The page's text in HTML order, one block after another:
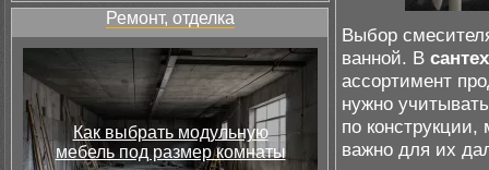
Ремонт, отделка
Как выбрать модульную
мебель под размер комнаты
Выбор
ванной. В
ассортимент
нужно
по
важно для их